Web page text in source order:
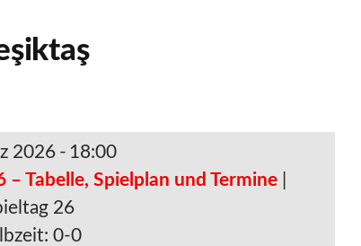
2026 - 18:00
Tabelle, Spielplan und Termine
26
0-0